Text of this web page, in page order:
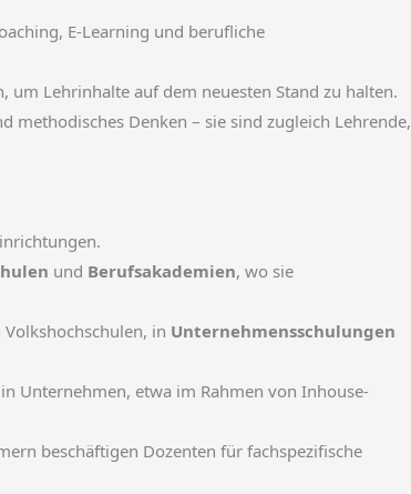
E-Learning und berufliche
Lehrinhalte auf dem neuesten Stand zu halten.
Denken – sie sind zugleich Lehrende,
und Berufsakademien, wo sie
Volkshochschulen, in Unternehmensschulungen
Unternehmen, etwa im Rahmen von Inhouse-
beschäftigen Dozenten für fachspezifische